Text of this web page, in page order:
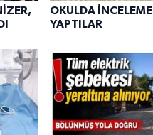
OKULDA İNCELEME
YAPTILAR